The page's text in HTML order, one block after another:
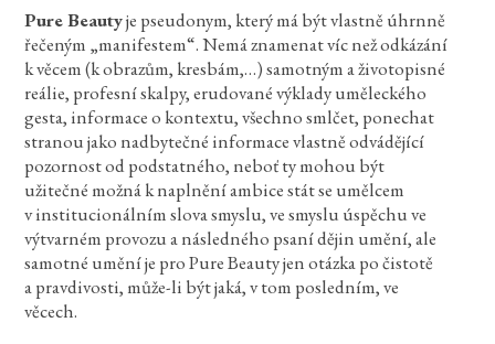
Pure Beautyje pseudonym, který má být vlastně úhrnně
řečeným „manifestem“. Nemá znamenat víc než odkázání
k věcem (k obrazům, kresbám,…) samotným a životopisné
reálie, profesní skalpy, erudované výklady uměleckého
gesta, informace o kontextu, všechno smlčet, ponechat
stranou jako nadbytečné informace vlastně odvádějící
pozornost od podstatného, neboť ty mohou být
užitečné možná k naplnění ambice stát se umělcem
v institucionálním slova smyslu, ve smyslu úspěchu ve
výtvarném provozu a následného psaní dějin umění, ale
samotné umění je pro Pure Beauty jen otázka po čistotě
a pravdivosti, může-li být jaká, v tom posledním, ve
věcech.